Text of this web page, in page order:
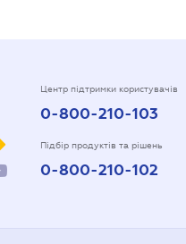
Центр підтримки користувачів
0-800-210-103
Підбір продуктів та рішень
0-800-210-102